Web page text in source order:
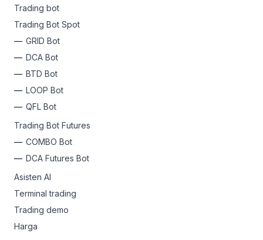
Trading bot
Trading Bot Spot
GRID Bot
DCA Bot
BTD Bot
LOOP Bot
QFL Bot
Trading Bot Futures
COMBO Bot
DCA Futures Bot
Asisten AI
Terminal trading
Trading demo
Harga